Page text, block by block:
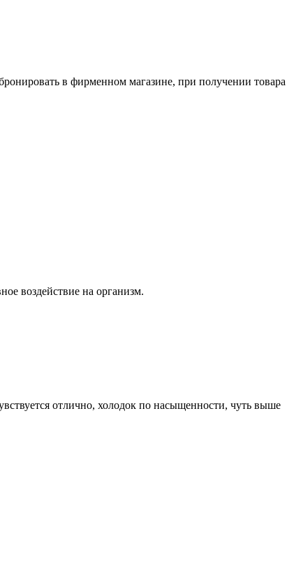
в фирменном магазине, при получении товара
воздействие на организм.
отлично, холодок по насыщенности, чуть выше